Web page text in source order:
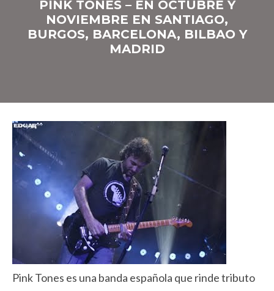
PINK TONES – EN OCTUBRE Y
NOVIEMBRE EN SANTIAGO,
BURGOS, BARCELONA, BILBAO Y
MADRID
Pink Tones es una banda española que rinde tributo